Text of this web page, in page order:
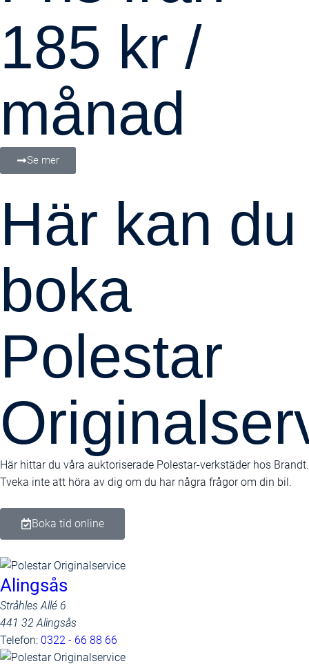
185 kr /
månad
Se mer
Här kan du
boka
Polestar
Här hittar du våra auktoriserade Polestar-verkstäder hos Brandt.
Tveka inte att höra av dig om du har några frågor om din bil.
Boka tid online
Alingsås
Stråhles Allé 6
441 32 Alingsås
Telefon: 0322 - 66 88 66